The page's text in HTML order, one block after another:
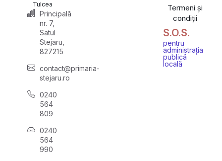
Tulcea
Principală
nr. 7,
Satul
Stejaru,
827215
contact@primaria-
stejaru.ro
0240
564
809
0240
564
990
Termeni și
condiții
S.O.S.
pentru
administrația
publică
locală